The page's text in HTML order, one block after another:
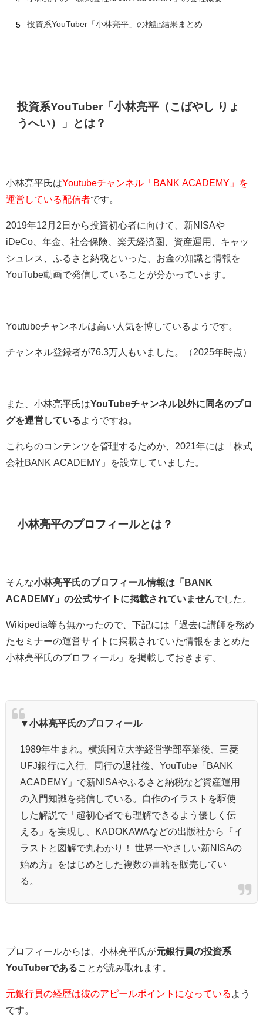
投資系YouTuber「小林亮平」の検証結果まとめ
投資系YouTuber「小林亮平（こばやし りょ
うへい）」とは？
小林亮平氏はYoutubeチャンネル「BANK ACADEMY」を
運営している配信者です。
2019年12月2日から投資初心者に向けて、新NISAや
iDeCo、年金、社会保険、楽天経済圏、資産運用、キャッ
シュレス、ふるさと納税といった、 お金の知識と情報を
YouTube動画で発信していることが分かっています。
Youtubeチャンネルは高い人気を博しているようです。
チャンネル登録者が76.3万人もいました。（2025年時点）
また、小林亮平氏はYouTubeチャンネル以外に同名のブロ
グを運営しているようですね。
これらのコンテンツを管理するためか、2021年には「株式
会社BANK ACADEMY」を設立していました。
小林亮平のプロフィールとは？
そんな小林亮平氏のプロフィール情報は「BANK
ACADEMY」の公式サイトに掲載されていませんでした。
Wikipedia等も無かったので、下記には「過去に講師を務め
たセミナーの運営サイトに掲載されていた情報をまとめた
小林亮平氏のプロフィール」を掲載しておきます。
▼小林亮平氏のプロフィール
1989年生まれ。横浜国立大学経営学部卒業後、三菱
UFJ銀行に入行。同行の退社後、YouTube「BANK
ACADEMY」で新NISAやふるさと納税など資産運用
の入門知識を発信している。自作のイラストを駆使
した解説で「超初心者でも理解できるよう優しく伝
える」を実現し、KADOKAWAなどの出版社から『イ
ラストと図解で丸わかり！ 世界一やさしい新NISAの
始め方』をはじめとした複数の書籍を販売してい
る。
プロフィールからは、小林亮平氏が元銀行員の投資系
YouTuberである ことが読み取れます。
元銀行員の経歴は彼のアピールポイントになっている よう
です。